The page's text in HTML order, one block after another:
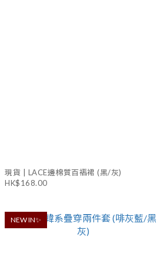
現貨 | LACE邊棉質百褶裙 (黑/灰)
HK$168.00
NEW IN✨